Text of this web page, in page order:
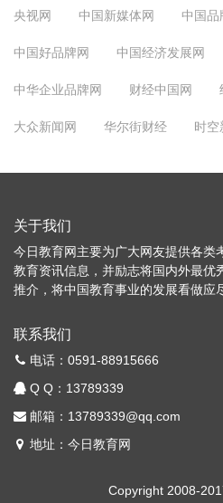
央视网 中国新媒体网 中国品
中国好品牌网 中国经济发展网
中华企业品牌网 财经中国网
大众新闻网 华尔街财经 时空
关于我们
今日教育网主要为广大网友提供各类
教育资讯信息，并励志将国内外最优
推介，将中国教育事业的发展看做应
联系我们
电话：0591-88915666
Q Q： 13789339
邮箱：13789339@qq.com
地址：今日教育网
Copyright 2008-